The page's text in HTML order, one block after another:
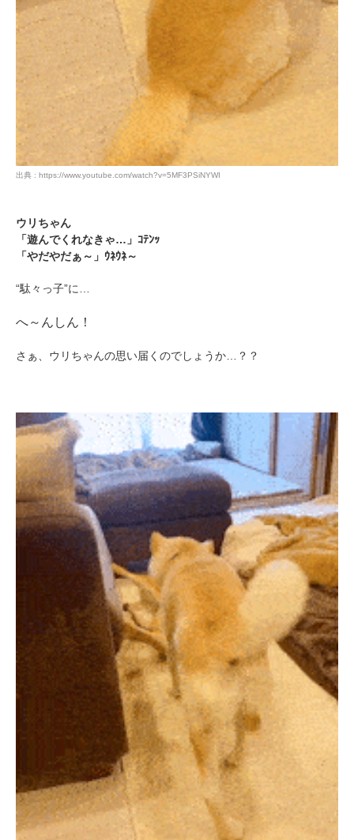
出典 : https://www.youtube.com/watch?v=5MF3PSiNYWI
ウリちゃん
「遊んでくれなきゃ…」ｺﾃﾝｯ
「やだやだぁ～」ｳﾈｳﾈ～
“駄々っ子”に…
へ～んしん！
さぁ、ウリちゃんの思い届くのでしょうか…？？